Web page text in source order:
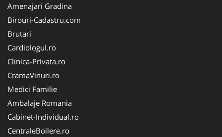
Amenajari Gradina
Birouri-Cadastru.com
Brutari
Cardiologul.ro
Clinica-Privata.ro
CramaVinuri.ro
Medici Familie
Ambalaje Romania
Cabinet-Individual.ro
CentraleBoilere.ro